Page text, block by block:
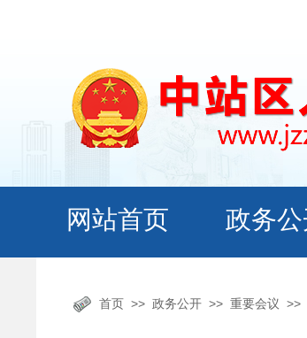
首页 政务公开 重要会议